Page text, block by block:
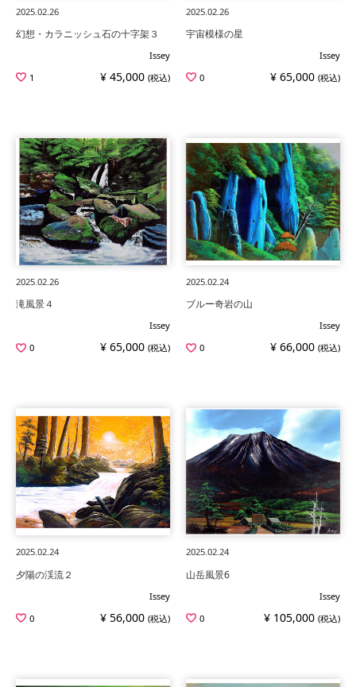
2025.02.26
幻想・カラニッシュ石の十字架３
Issey
1
¥ 45,000 (税込)
2025.02.26
宇宙模様の星
Issey
0
¥ 65,000 (税込)
2025.02.26
滝風景４
Issey
0
¥ 65,000 (税込)
2025.02.24
ブルー奇岩の山
Issey
0
¥ 66,000 (税込)
2025.02.24
夕陽の渓流２
Issey
0
¥ 56,000 (税込)
2025.02.24
山岳風景6
Issey
0
¥ 105,000 (税込)